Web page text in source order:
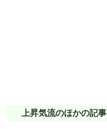
上昇気流のほかの記事